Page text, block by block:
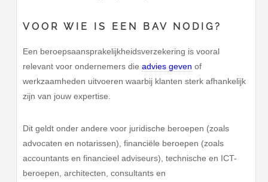
VOOR WIE IS EEN BAV NODIG?
Een beroepsaansprakelijkheidsverzekering is vooral
relevant voor ondernemers dieadvies geven of
werkzaamheden uitvoeren waarbij klanten sterk afhankelijk
zijn van jouw expertise.
Dit geldt onder andere voor juridische beroepen (zoals
advocaten en notarissen), financiële beroepen (zoals
accountants en financieel adviseurs), technische en ICT-
beroepen, architecten, consultants en